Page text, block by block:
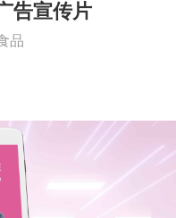
告宣传片
品